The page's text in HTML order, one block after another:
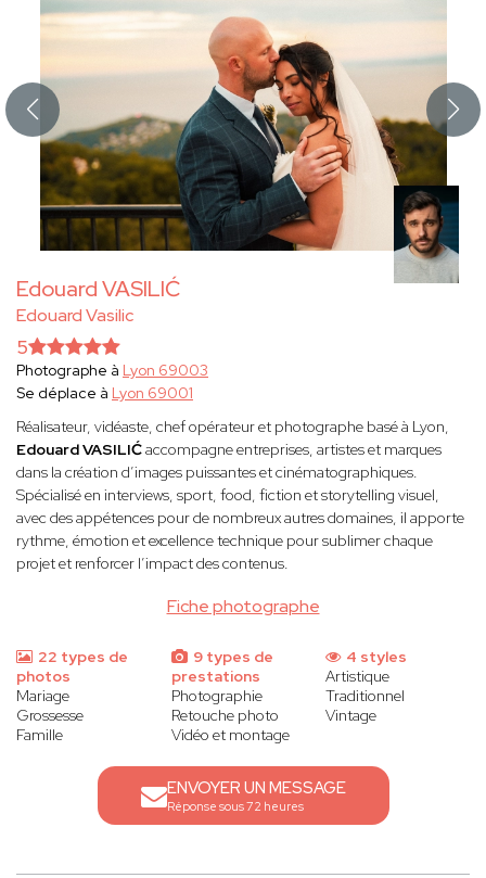
Edouard VASILIĆ
Edouard Vasilic
Fiche photographe
5
Photographe à Lyon 69003
Se déplace à Lyon 69001
Réalisateur, vidéaste, chef opérateur et photographe basé à Lyon,
Edouard VASILIĆaccompagne entreprises, artistes et marques
dans la création d’images puissantes et cinématographiques.
Spécialisé en interviews, sport, food, fiction et storytelling visuel,
avec des appétences pour de nombreux autres domaines, il apporte
rythme, émotion et excellence technique pour sublimer chaque
projet et renforcer l’impact des contenus.
22 types de
photos
Mariage
Grossesse
Famille
9 types de
prestations
Photographie
Retouche photo
Vidéo et montage
4 styles
Artistique
Traditionnel
Vintage
ENVOYER UN MESSAGE
Réponse sous 72 heures